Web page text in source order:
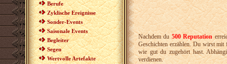
Berufe
Zyklische Ereignisse
Sonder-Events
Saisonale Events
Begleiter
Segen
Wertvolle Artefakte
Nachdem du500 Reputation
Geschichten erzählen. Du wirst mit
wie gut du zugehört hast.
verdienen.